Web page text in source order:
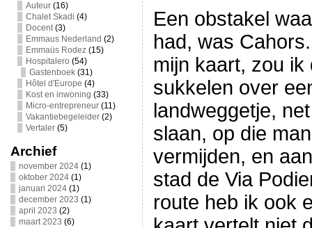
Auteur(16)
Chalet Skadi (4)
Docent(3)
Emmaus Nederland (2)
Emmaüs Rodez(15)
Hospitalero (54)
Gastenboek(31)
Hôtel d'Europe (4)
Kost en inwoning (33)
Micro-entrepreneur(11)
Vakantiebegeleider(2)
Vertaler(5)
Archief
november 2024(1)
oktober 2024(1)
januari 2024(1)
december 2023 (1)
april 2023 (2)
maart 2023 (6)
Een obstakel
had, was
mijn kaart, zou
sukkelen over
landweggetje,
slaan, op die
vermijden, en
stad de Via
route heb ik ook